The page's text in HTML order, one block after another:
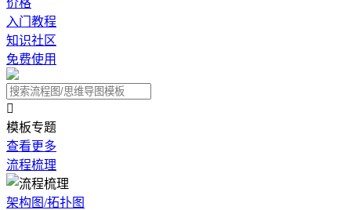
价格
入门教程
知识社区
免费使用

模板专题
查看更多
流程梳理
架构图/拓扑图